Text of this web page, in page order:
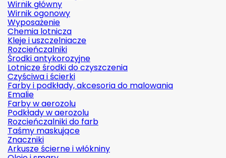
Wirnik główny
Wirnik ogonowy
Wyposażenie
Chemia lotnicza
Kleje i uszczelniacze
Rozcieńczalniki
Środki antykorozyjne
Lotnicze środki do czyszczenia
Czyściwa i ścierki
Farby i podkłady, akcesoria do malowania
Emalie
Farby w aerozolu
Podkłady w aerozolu
Rozcieńczalniki do farb
Taśmy maskujące
Znaczniki
Arkusze ścierne i włókniny